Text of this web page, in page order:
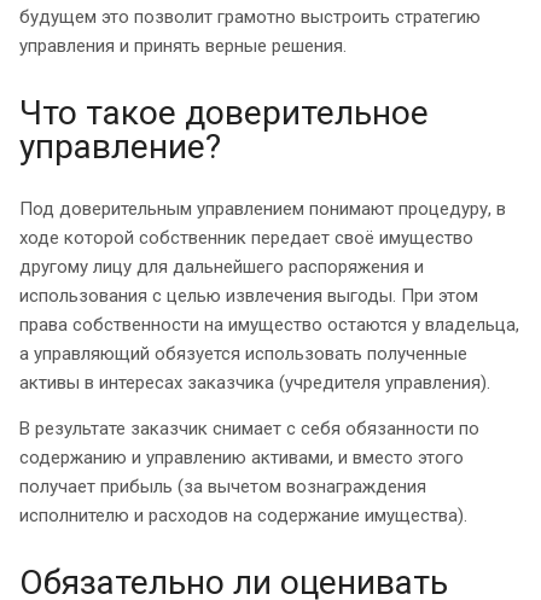
будущем это позволит грамотно выстроить стратегию
управления и принять верные решения.
Что такое доверительное
управление?
Под доверительным управлением понимают процедуру, в
ходе которой собственник передает своё имущество
другому лицу для дальнейшего распоряжения и
использования с целью извлечения выгоды. При этом
права собственности на имущество остаются у владельца,
а управляющий обязуется использовать полученные
активы в интересах заказчика (учредителя управления).
В результате заказчик снимает с себя обязанности по
содержанию и управлению активами, и вместо этого
получает прибыль (за вычетом вознаграждения
исполнителю и расходов на содержание имущества).
Обязательно ли оценивать